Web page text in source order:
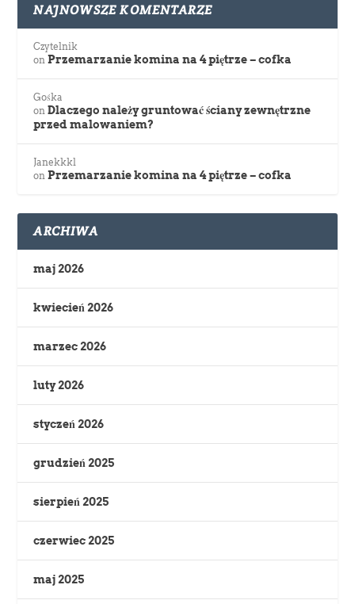
NAJNOWSZE KOMENTARZE
Czytelnik
onPrzemarzanie komina na 4 piętrze – cofka
Gośka
onDlaczego należy gruntować ściany zewnętrzne
przed malowaniem?
Janekkkl
onPrzemarzanie komina na 4 piętrze – cofka
ARCHIWA
maj 2026
kwiecień 2026
marzec 2026
luty 2026
styczeń 2026
grudzień 2025
sierpień 2025
czerwiec 2025
maj 2025